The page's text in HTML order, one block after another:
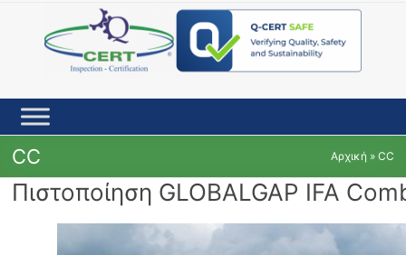
content
CC Αρχική » CC
Πιστοποίηση GLOBALGAP IFA